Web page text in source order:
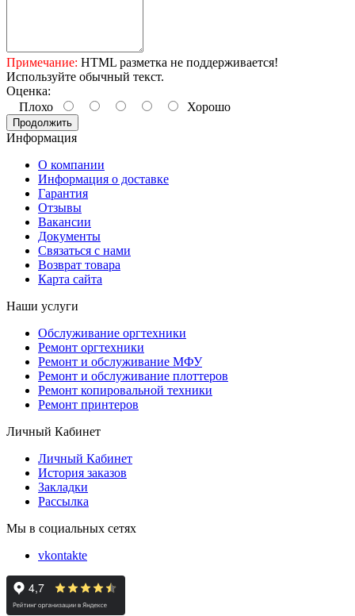
Примечание: HTML разметка не поддерживается!
Используйте обычный текст.
Оценка:
Плохо
Хорошо
Продолжить
Информация
О компании
Информация о доставке
Гарантия
Отзывы
Вакансии
Документы
Связаться с нами
Возврат товара
Карта сайта
Наши услуги
Обслуживание оргтехники
Ремонт оргтехники
Ремонт и обслуживание МФУ
Ремонт и обслуживание плоттеров
Ремонт копировальной техники
Ремонт принтеров
Личный Кабинет
Личный Кабинет
История заказов
Закладки
Рассылка
Мы в социальных сетях
vkontakte